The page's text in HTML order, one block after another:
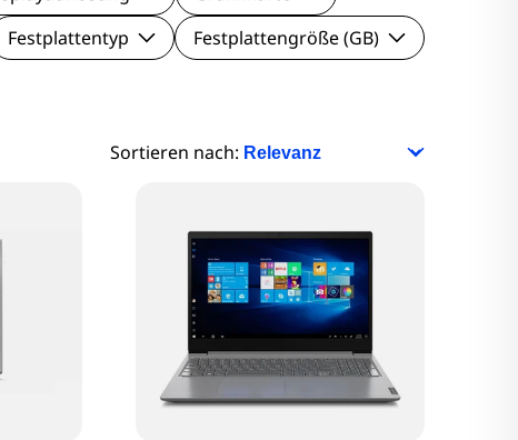
Festplattentyp
Festplattengröße (GB)
Sortieren nach: